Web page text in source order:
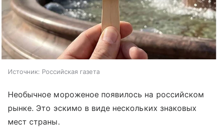
Источник: Российская газета
Необычное мороженое появилось на российском
рынке. Это эскимо в виде нескольких знаковых
мест страны.